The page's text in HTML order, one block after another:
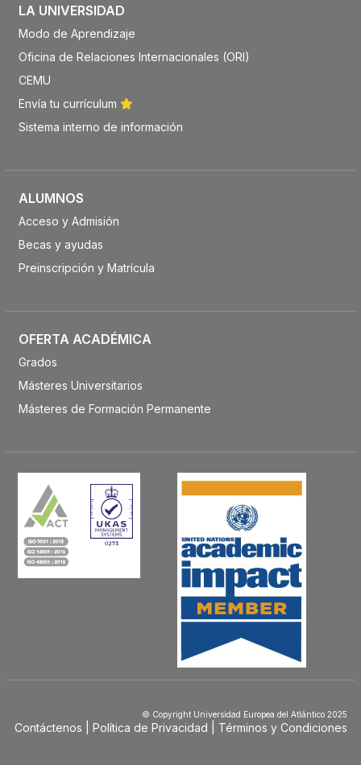
LA UNIVERSIDAD
Modo de Aprendizaje
Oficina de Relaciones Internacionales (ORI)
CEMU
Envía tu currículum
Sistema interno de información
ALUMNOS
Acceso y Admisión
Becas y ayudas
Preinscripción y Matrícula
OFERTA ACADÉMICA
Grados
Másteres Universitarios
Másteres de Formación Permanente
© Copyright Universidad Europea del Atlántico 2025
Contáctenos Política de Privacidad Términos y Condiciones